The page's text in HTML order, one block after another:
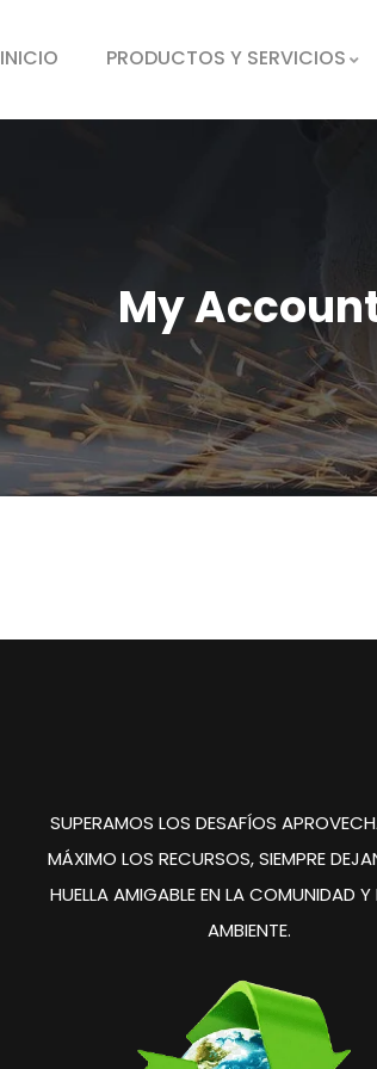
INICIO PRODUCTOS Y SERVICIOS
My
SUPERAMOS LOS DESAFÍOS
MÁXIMOLOS RECURSOS, SIEMPRE
HUELLAAMIGABLE EN LA COMUNIDADY
AMBIENTE.